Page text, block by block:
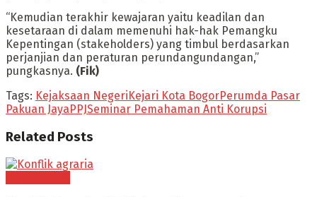
“Kemudian terakhir kewajaran yaitu keadilan dan
kesetaraan di dalam memenuhi hak-hak Pemangku
Kepentingan (stakeholders) yang timbul berdasarkan
perjanjian dan peraturan perundangundangan,”
pungkasnya. (Fik)
Tags: Kejaksaan NegeriKejari Kota BogorPerumda Pasar
Pakuan JayaPPJSeminar Pemahaman Anti Korupsi
Related Posts